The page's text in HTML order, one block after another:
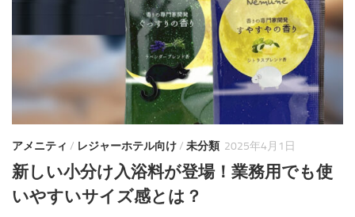
アメニティ / レジャーホテル向け/ 未分類 2025年4月1日
新しい小分け入浴料が登場！業務用でも使
いやすいサイズ感とは？